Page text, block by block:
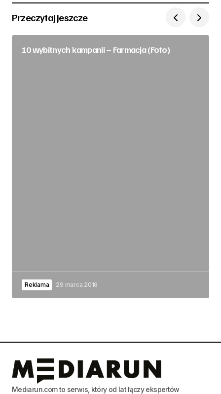
Przeczytaj jeszcze
10 wybitnych kampanii – Farmacja (Foto)
Reklama 29 marca 2016
Mediarun.com to serwis, który od lat łączy ekspertów